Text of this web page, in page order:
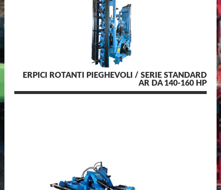
ERPICI ROTANTI PIEGHEVOLI / SERIE STANDARD
AR DA 140-160 HP